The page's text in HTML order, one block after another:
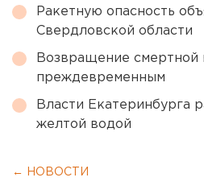
Ракетную опасность
Свердловской области
Возвращение смертной
преждевременным
Власти Екатеринбурга
желтой водой
← НОВОСТИ